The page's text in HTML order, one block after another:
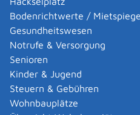
Bodenrichtwerte /
Gesundheitswesen
Notrufe & Versorgung
Senioren
Kinder & Jugend
Steuern & Gebühren
Wohnbauplätze
Ausgesetzte oder
(Fundtiere)
Auskunft aus der
Ausnahme vom Gesetz
Feiertage beantragen
Ausstellung einer
Ausstellung eines
Ausweispflicht -